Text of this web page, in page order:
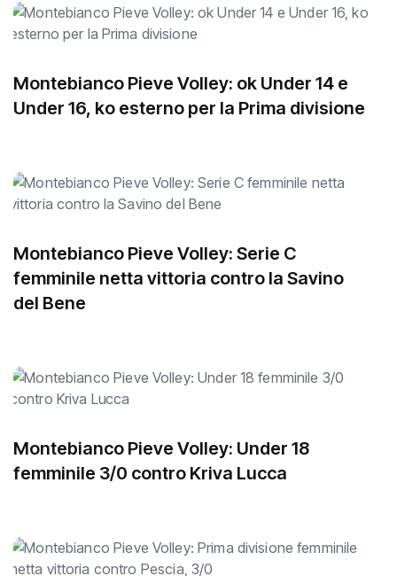
Montebianco Pieve Volley: ok Under 14 e
Under 16, ko esterno per la Prima divisione
Montebianco Pieve Volley: Serie C
femminile netta vittoria contro la Savino
del Bene
Montebianco Pieve Volley: Under 18
femminile 3/0 contro Kriva Lucca